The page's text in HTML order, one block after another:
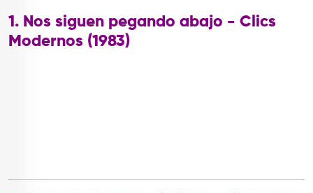
1. Nos siguen pegando abajo - Clics
Modernos (1983)